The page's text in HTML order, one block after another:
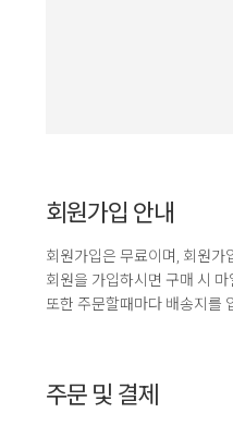
회원가입 안내
회원가입은 무료이며, 회원가
회원을 가입하시면 구매 시
또한 주문할때마다 배송지를
주문 및 결제